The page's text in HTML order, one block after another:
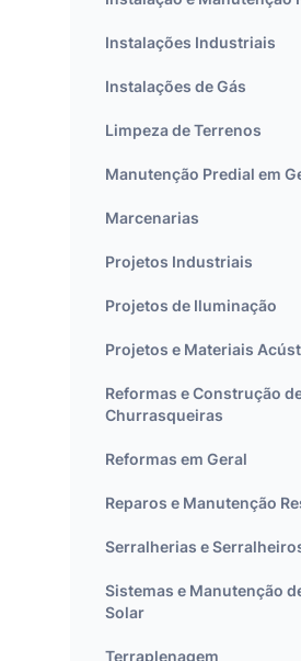
Instalações Industriais
Instalações de Gás
Limpeza de Terrenos
Manutenção Predial em
Marcenarias
Projetos Industriais
Projetos de Iluminação
Projetos e Materiais
Reformas e Construção
Churrasqueiras
Reformas em Geral
Reparos e Manutenção
Serralherias e
Sistemas e Manutenção
Solar
Terraplenagem